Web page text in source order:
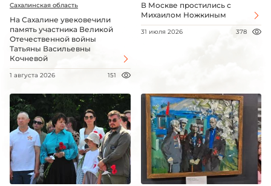
Сахалинская область
На Сахалине увековечили
память участника Великой
Отечественной войны
Татьяны Васильевны
Кочневой
1 августа 2026 151
В Москве простились с
Михаилом Ножкиным
31 июля 2026 378